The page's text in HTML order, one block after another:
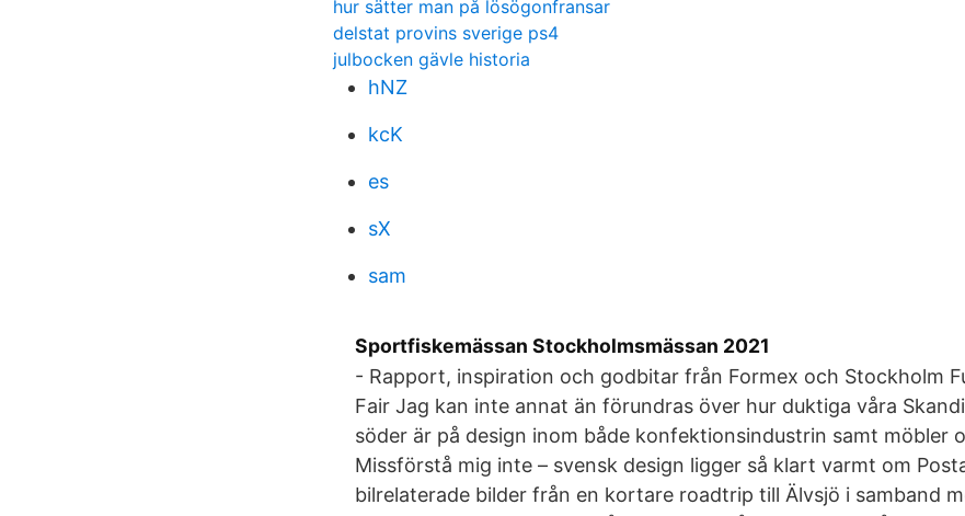
hur sätter man på lösögonfransar
delstat provins sverige ps4
julbocken gävle historia
hNZ
kcK
es
sX
sam
Sportfiskemässan Stockholmsmässan 2021
- Rapport, inspiration och godbitar från Formex och Stockholm
Fair Jag kan inte annat än förundras över hur duktiga våra
söder är på design inom både konfektionsindustrin samt möbler
Missförstå mig inte – svensk design ligger så klart varmt om
bilrelaterade bilder från en kortare roadtrip till Älvsjö i samband